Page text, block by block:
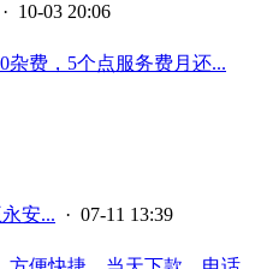
· 10-03 20:06
杂费，5个点服务费月还...
安... · 07-11 13:39